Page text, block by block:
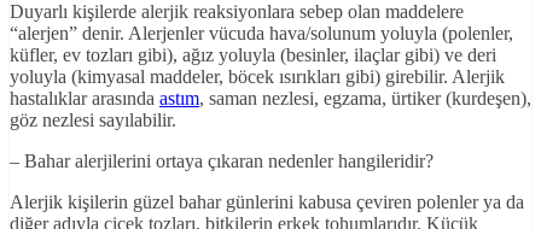
Duyarlı kişilerde alerjik reaksiyonlara sebep olan maddelere
“alerjen” denir. Alerjenler vücuda hava/solunum yoluyla (polenler,
küfler, ev tozları gibi), ağız yoluyla (besinler, ilaçlar gibi) ve deri
yoluyla (kimyasal maddeler, böcek ısırıkları gibi) girebilir. Alerjik
hastalıklar arasında astım, saman nezlesi, egzama, ürtiker (kurdeşen),
göz nezlesi sayılabilir.
– Bahar alerjilerini ortaya çıkaran nedenler hangileridir?
Alerjik kişilerin güzel bahar günlerini kabusa çeviren polenler ya da
diğer adıyla çiçek tozları, bitkilerin erkek tohumlarıdır. Küçük